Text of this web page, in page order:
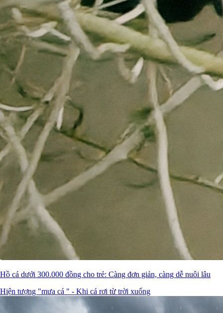
Hồ cá dưới 300.000 đồng cho trẻ: Càng đơn giản, càng dễ nuôi lâu
Hiện tượng "mưa cá " - Khi cá rơi từ trời xuống